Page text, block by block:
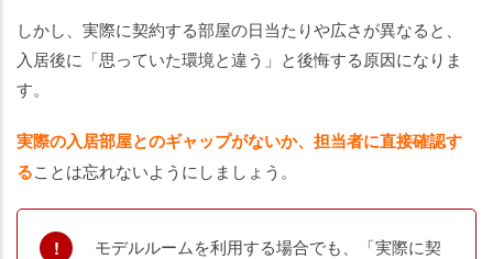
しかし、実際に契約する部屋の日当たりや広さが異なると、
入居後に「思っていた環境と違う」と後悔する原因になりま
す。
実際の入居部屋とのギャップがないか、担当者に直接確認す
ることは忘れないようにしましょう。
モデルルームを利用する場合でも、「実際に契